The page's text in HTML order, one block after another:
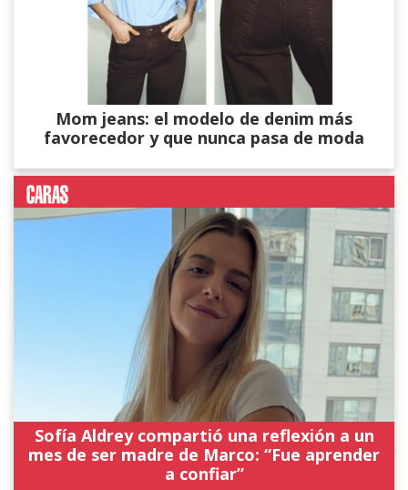
Mom jeans: el modelo de denim más
favorecedor y que nunca pasa de moda
Sofía Aldrey compartió una reflexión a un
mes de ser madre de Marco: “Fue aprender
a confiar”